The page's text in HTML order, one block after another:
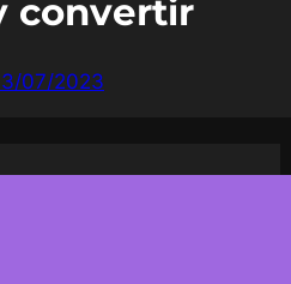
convertir
07/2023